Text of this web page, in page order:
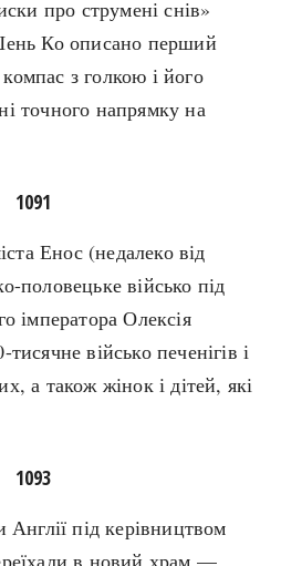
про струмені снів»
Ко описано перший
з голкою і його
точного напрямку на
1091
Енос (недалеко від
половецьке військо під
імператора Олексія
військо печенігів і
а також жінок і дітей, які
1093
під керівництвом
в новий храм —